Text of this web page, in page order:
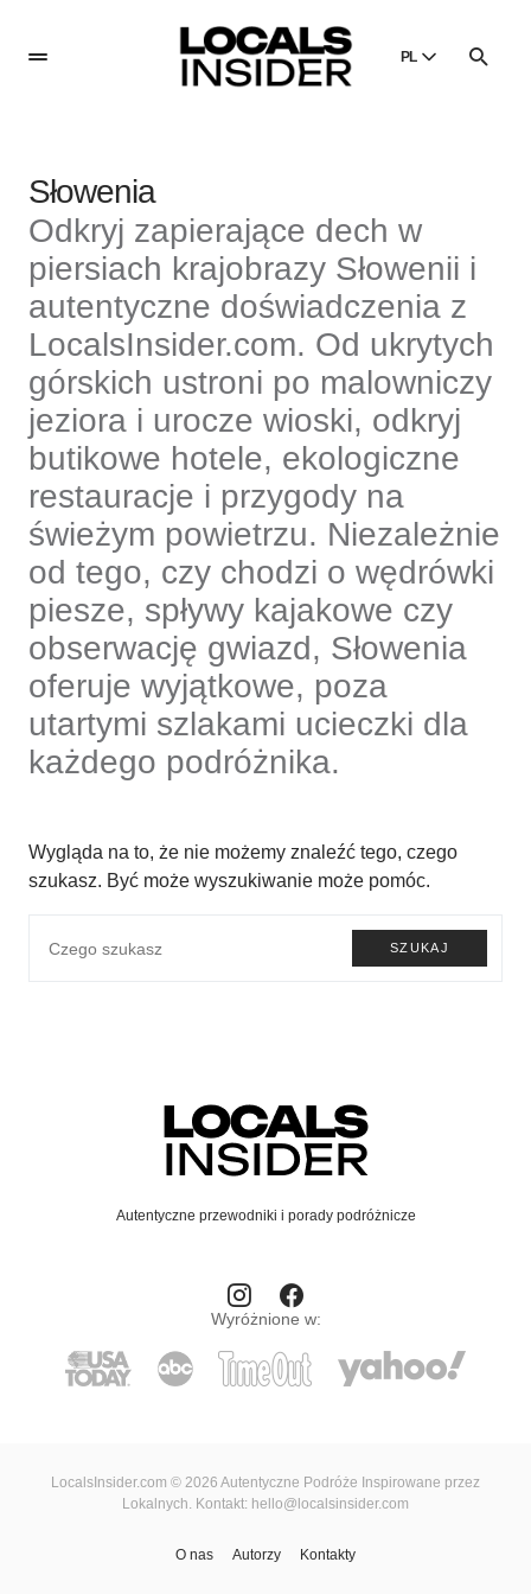
PL
Danish
Polski
Poland
Русский
Russian
Słowenia
Odkryj zapierające dech w
piersiach krajobrazy Słowenii i
autentyczne doświadczenia z
LocalsInsider.com. Od ukrytych
górskich ustroni po malowniczy
jeziora i urocze wioski, odkryj
butikowe hotele, ekologiczne
restauracje i przygody na
świeżym powietrzu. Niezależnie
od tego, czy chodzi o wędrówki
piesze, spływy kajakowe czy
obserwację gwiazd, Słowenia
oferuje wyjątkowe, poza
utartymi szlakami ucieczki dla
każdego podróżnika.
Wygląda na to, że nie możemy znaleźć tego, czego
szukasz. Być może wyszukiwanie może pomóc.
SZUKAJ
Autentyczne przewodniki i porady podróżnicze
Wyróżnione w:
LocalsInsider.com © 2026 Autentyczne Podróże Inspirowane przez
Lokalnych. Kontakt: hello@localsinsider.com
O nas Autorzy Kontakty